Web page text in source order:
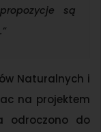
są
Naturalnych i
na projektem
odroczono do